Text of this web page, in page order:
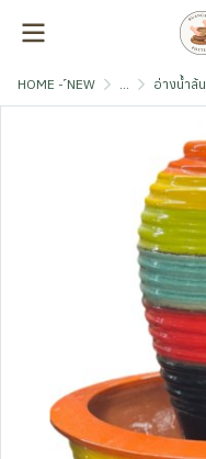
HOME - ์NEW ... อ่างน้ำล้น